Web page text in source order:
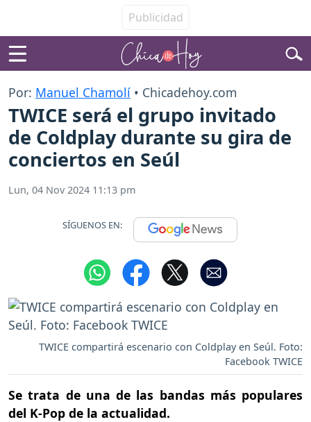
Por: Manuel Chamolí • Chicadehoy.com
TWICE será el grupo invitado
de Coldplay durante su gira de
conciertos en Seúl
Lun, 04 Nov 2024 11:13 pm
SÍGUENOS EN:
TWICE compartirá escenario con Coldplay en Seúl. Foto:
Facebook TWICE
Se trata de una de las bandas más populares
del K-Pop de la actualidad.